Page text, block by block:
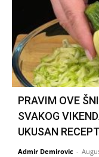
PRAVIM OVE
SVAKOG
UKUSAN
Admir Demirovic -